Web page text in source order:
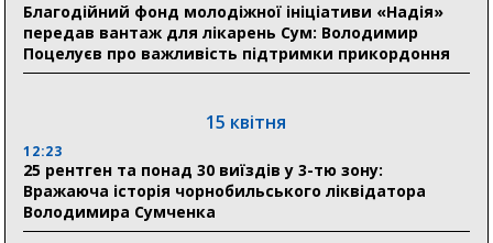
17:52
«Укрексімбанк» припиняє виплату пенсій: у
Пенсійному фонді Сумщини пояснили, що робити
людям
відзнаки «Почесного громадянина міста Суми»
30 липня
Благодійний фонд молодіжної ініціативи «Надія»
передав вантаж для лікарень Сум: Володимир
Поцелуєв про важливість підтримки прикордоння
15 квітня
12:23
25 рентген та понад 30 виїздів у 3-тю зону:
Вражаюча історія чорнобильського ліквідатора
Володимира Сумченка